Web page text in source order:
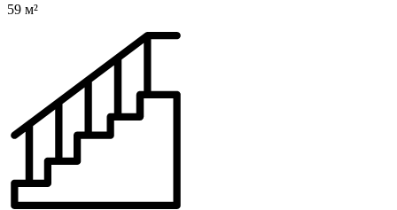
59 м²